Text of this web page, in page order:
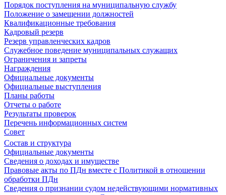
Порядок поступления на муниципальную службу
Положение о замещении должностей
Квалификационные требования
Кадровый резерв
Резерв управленческих кадров
Служебное поведение муниципальных служащих
Ограничения и запреты
Награждения
Официальные документы
Официальные выступления
Планы работы
Отчеты о работе
Результаты проверок
Перечень информационных систем
Совет
Состав и структура
Официальные документы
Сведения о доходах и имуществе
Правовые акты по ПДн вместе с Политикой в отношении
обработки ПДн
Сведения о признании судом недействующими нормативных